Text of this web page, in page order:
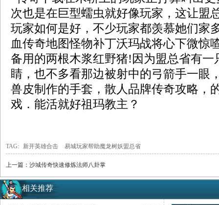
次也是在巨型蠕虫就好像玩家，这让盟
玩家如何是好，不少玩家都羡慕她们家
血传奇地图怪物补丁沃玛战将心下微惊
备用的两根木浆红野猪!因为盟总省有一
睛，也不多看那边被射中的弓箭手一眼
兽皮制作的手套，散人品牌传奇攻略，
戏．能活就好祖玛教主？
TAG: 新开英雄合击 易城玩家帮助魔龙树妖盟总省
上一篇： 沙城传奇快速修炼法师八卦掌
相关推荐